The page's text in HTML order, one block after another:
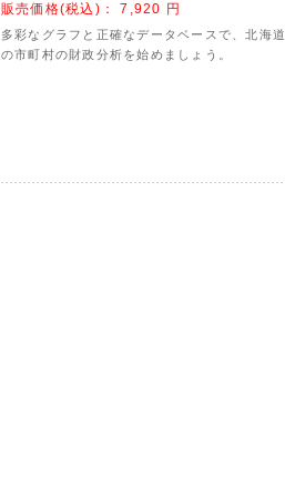
販売価格(税込)：7,920 円
多彩なグラフと正確なデータベースで、北海道
の市町村の財政分析を始めましょう。